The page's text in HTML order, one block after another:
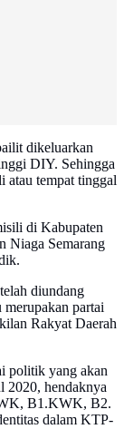
dikeluarkan
DIY. Sehingga
atau tempat tinggal
di Kabupaten
Niaga Semarang
diundang
partai
Rakyat Daerah
politik yang akan
2020, hendaknya
B1.KWK, B2.
dalam KTP-